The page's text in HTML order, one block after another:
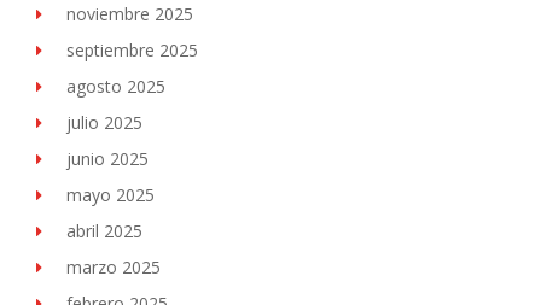
noviembre 2025
septiembre 2025
agosto 2025
julio 2025
junio 2025
mayo 2025
abril 2025
marzo 2025